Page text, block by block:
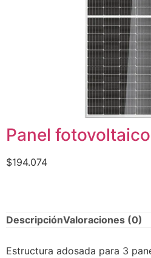
Panel
$194.074
DescripciónValoraciones (0)
Estructura adosada para 3